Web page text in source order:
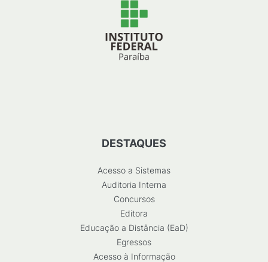
DESTAQUES
Acesso a Sistemas
Auditoria Interna
Concursos
Editora
Educação a Distância (EaD)
Egressos
Acesso à Informação